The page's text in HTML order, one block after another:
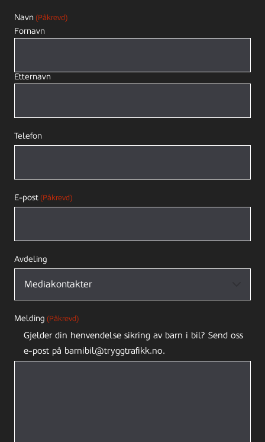
Navn (Påkrevd)
Fornavn
Etternavn
Telefon
E-post (Påkrevd)
Avdeling
Melding (Påkrevd)
Gjelder din henvendelse sikring av barn i bil? Send oss
e-post på barnibil@tryggtrafikk.no.